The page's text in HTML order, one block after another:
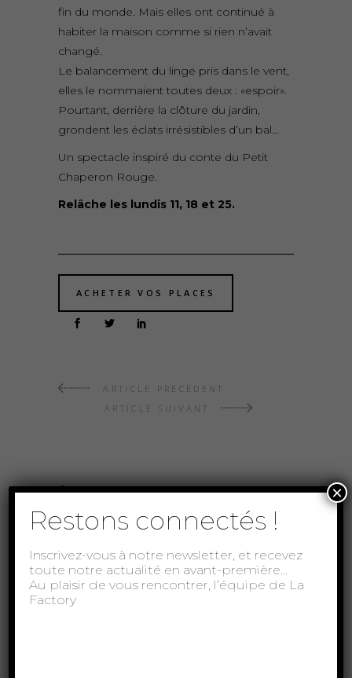
fin du monde. Mais elles ont continué à
habiter la maison comme si rien n’avait
changé.
Le balancement du linge pris dans le vent,
elles le nommaient toutes deux : «espoir».
Pourtant, derrière la clôture du jardin,
grondent les éclats irrésistibles d’un bal…
Un spectacle inspiré du conte du Petit
Chaperon Rouge.
Relâche les lundis 11, 18 et 25.
ACHETER VOS PLACES
ARTICLE PRÉCÉDENT
ARTICLE SUIVANT
À lire aussi...
Restons connectés !
Inscrivez-vous à notre newsletter, et recevez
toute notre actualité en avant-première…
Au plaisir de vous rencontrer, l’équipe de La
Factory
×